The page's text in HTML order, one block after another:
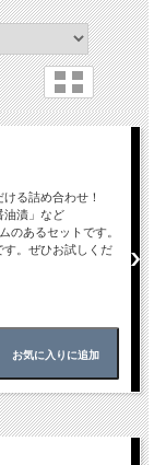
る詰め合わせ！
油漬」など
のあるセットです。
す。ぜひお試しくだ